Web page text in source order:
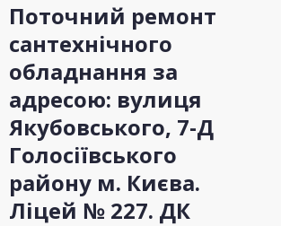
Поточний ремонт
сантехнічного
обладнання за
адресою: вулиця
Якубовського, 7-Д
Голосіївського
району м. Києва.
Ліцей № 227. ДК